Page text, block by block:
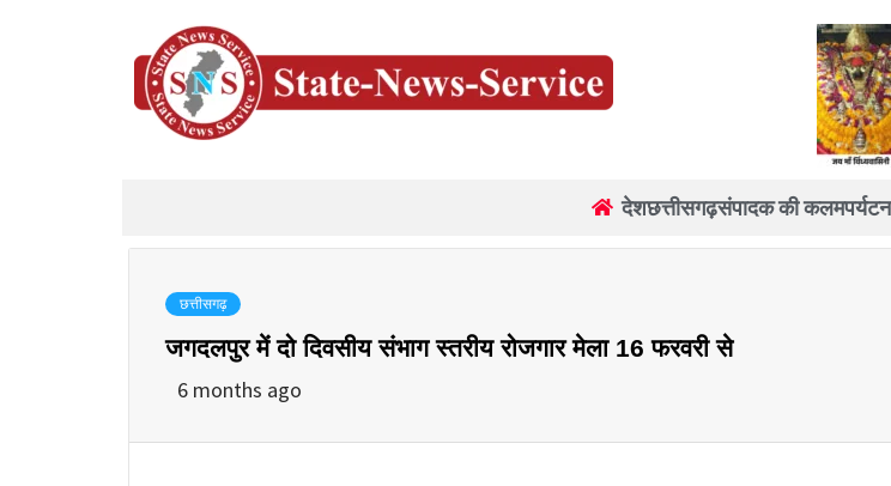
देशछत्तीसगढ़संपादक की कलमपर्यटन
छत्तीसगढ़
जगदलपुर में दो दिवसीय संभाग स्तरीय रोजगार मेला 16 फरवरी से
6 months ago